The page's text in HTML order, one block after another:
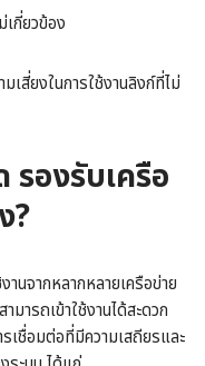
เกี่ยวข้อง
เสี่ยงในการใช้งานลิงก์ที่ไม่
รองรับเครือ
?
นจากหลากหลายเครือข่าย
มารถเข้าใช้งานได้สะดวก
เชื่อมต่อที่มีความเสถียรและ